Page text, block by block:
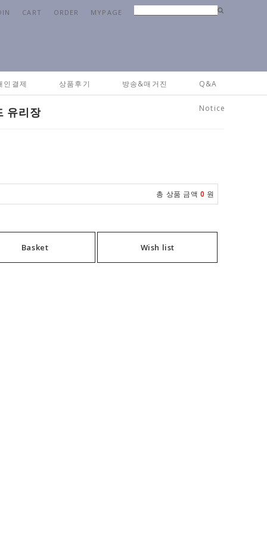
CART ORDER MYPAGE
인결제 상품후기 방송&매거진 Q&A
Notice
유리장
총 상품 금액 0 원
Basket Wish list